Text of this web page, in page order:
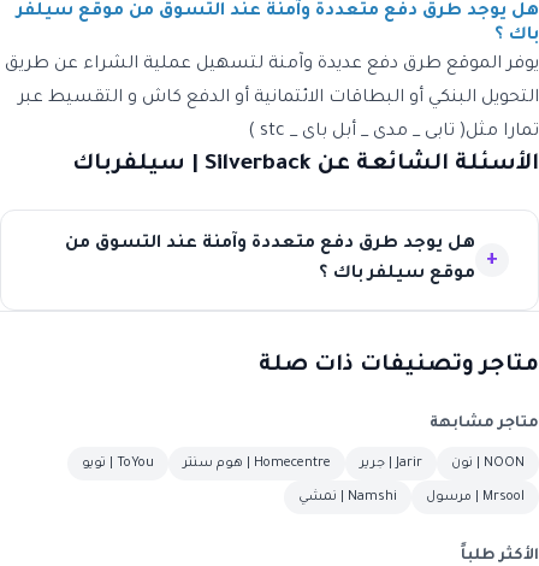
هل يوجد طرق دفع متعددة وآمنة عند التسوق من موقع سيلفر
باك ؟
يوفر الموقع طرق دفع عديدة وآمنة لتسهيل عملية الشراء عن طريق
التحويل البنكي أو البطاقات الائتمانية أو الدفع كاش و التقسيط عبر
تمارا مثل( تابى _ مدى _ أبل باى _ stc )
الأسئلة الشائعة عن Silverback | سيلفرباك
هل يوجد طرق دفع متعددة وآمنة عند التسوق من
موقع سيلفر باك ؟
متاجر وتصنيفات ذات صلة
متاجر مشابهة
NOON | نون Jarir | جرير Homecentre | هوم سنتر ToYou | تويو
Mrsool | مرسول Namshi | نمشي
الأكثر طلباً